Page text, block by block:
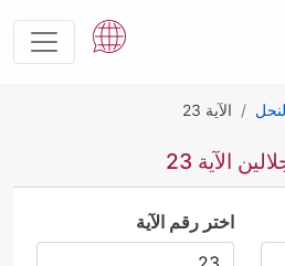
الآية 23
الآية 23
اختر رقم الآية